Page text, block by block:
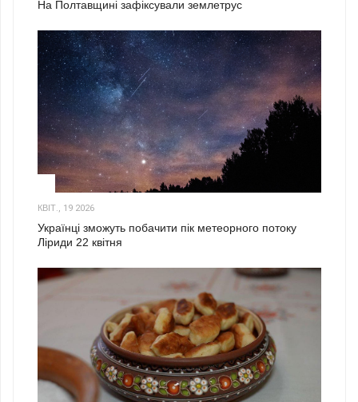
На Полтавщині зафіксували землетрус
КВІТ., 19 2026
Українці зможуть побачити пік метеорного потоку
Ліриди 22 квітня